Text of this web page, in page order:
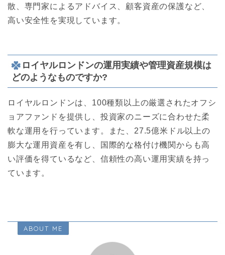
散、専門家によるアドバイス、顧客資産の保護など、
高い安全性を実現しています。
ロイヤルロンドンの運用実績や管理資産規模は
どのようなものですか?
ロイヤルロンドンは、100種類以上の厳選されたオフシ
ョアファンドを提供し、投資家のニーズに合わせた柔
軟な運用を行っています。また、27.5億米ドル以上の
膨大な運用資産を有し、国際的な格付け機関からも高
い評価を得ているなど、信頼性の高い運用実績を持っ
ています。
ABOUT ME